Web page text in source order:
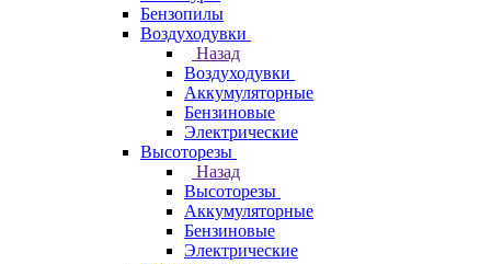
Бензопилы
Воздуходувки
Назад
Воздуходувки
Аккумуляторные
Бензиновые
Электрические
Высоторезы
Назад
Высоторезы
Аккумуляторные
Бензиновые
Электрические